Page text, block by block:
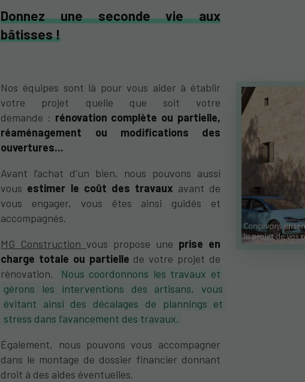
Donnez une seconde vie aux
bâtisses !
Nos équipes sont là pour vous aider à établir
votre projet quelle que soit votre
demande : rénovation complète ou partielle,
réaménagement ou modifications des
ouvertures...
Avant l’achat d’un bien, nous pouvons aussi
vous estimer le coût des travaux avant de
vous engager, vous êtes ainsi guidés et
accompagnés.
MG Construction vous propose une prise en
charge totale ou partielle de votre projet de
rénovation.
Nous coordonnons les travaux et
gérons les interventions des artisans, vous
évitant ainsi des décalages de plannings et
stress dans l’avancement des travaux.
Également, nous pouvons vous accompagner
dans le montage de dossier financier donnant
droit à des aides éventuelles.